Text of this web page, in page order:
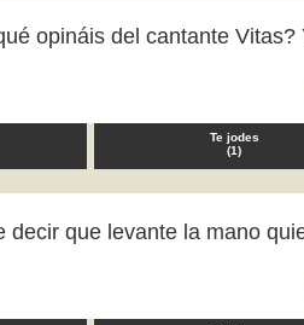
opináis del cantante
Te jodes
(1)
decir que levante la mano